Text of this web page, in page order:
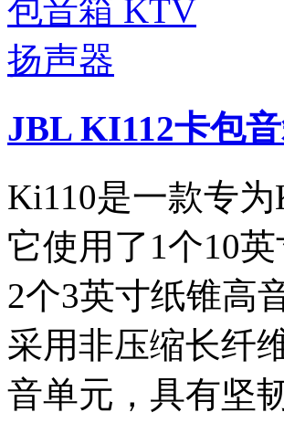
JBL KI112卡包
Ki110是一款专
它使用了1个10
2个3英寸纸锥高音
采用非压缩长纤
音单元，具有坚